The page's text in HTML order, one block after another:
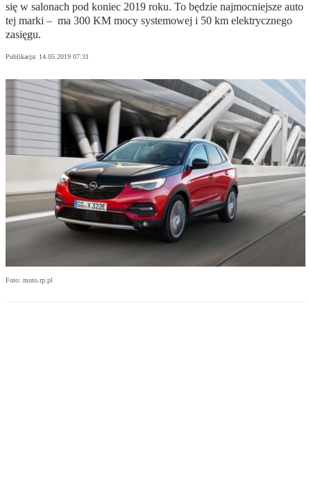
się w salonach pod koniec 2019 roku. To będzie najmocniejsze auto
tej marki – ma 300 KM mocy systemowej i 50 km elektrycznego
zasięgu.
Publikacja: 14.05.2019 07:31
Foto: moto.rp.pl